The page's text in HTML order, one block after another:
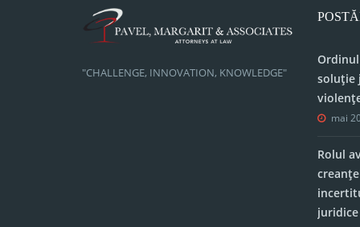
"CHALLENGE, INNOVATION, KNOWLEDGE"
soluție
mai
Rolul